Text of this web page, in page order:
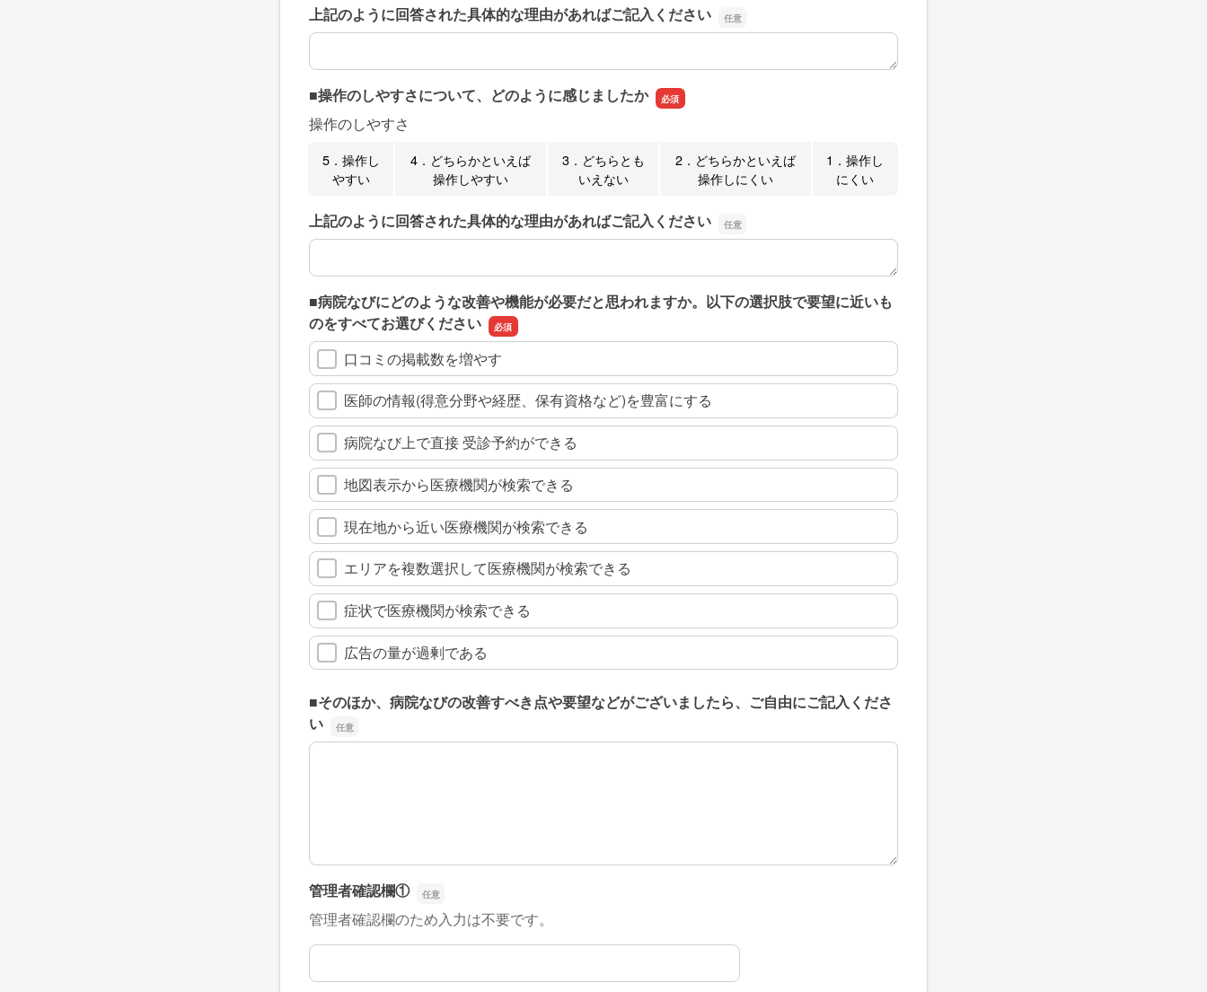
上記のように回答された具体的な理由があればご記入ください
上記のように回答された具体的な理由があればご記入ください
■操作のしやすさについて、どのように感じましたか
操作のしやすさ
5．操作し
やすい
4．どちらかといえば
操作しやすい
3．どちらとも
いえない
2．どちらかといえば
操作しにくい
1．操作し
にくい
上記のように回答された具体的な理由があればご記入ください
上記のように回答された具体的な理由があればご記入ください
■病院なびにどのような改善や機能が必要だと思われますか。以下の選択肢で要望に近いも
のをすべてお選びください
口コミの掲載数を増やす
医師の情報(得意分野や経歴、保有資格など)を豊富にする
病院なび上で直接 受診予約ができる
地図表示から医療機関が検索できる
現在地から近い医療機関が検索できる
エリアを複数選択して医療機関が検索できる
症状で医療機関が検索できる
広告の量が過剰である
■そのほか、病院なびの改善すべき点や要望などがございましたら、ご自由にご記入くださ
い
■そのほか、病院なびの改善すべき点や要望などがございましたら、ご自由にご記入ください
管理者確認欄①
管理者確認欄のため入力は不要です。
管理者確認欄①